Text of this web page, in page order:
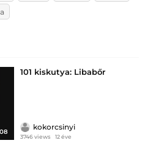
101 kiskutya: Libabőr
kokorcsinyi
3746 views 12 éve